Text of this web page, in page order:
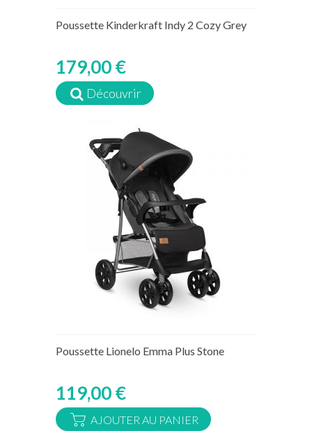
Poussette Kinderkraft Indy 2 Cozy Grey
179,00 €
Découvrir
Poussette Lionelo Emma Plus Stone
119,00 €
AJOUTER AU PANIER